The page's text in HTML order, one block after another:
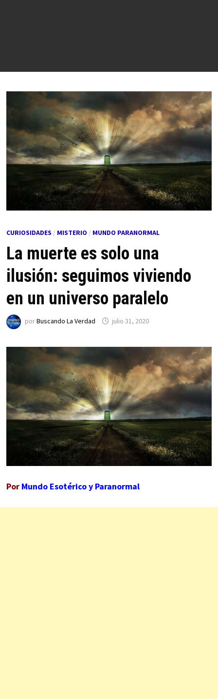
CURIOSIDADES / MISTERIO / MUNDO PARANORMAL
La muerte es solo una
ilusión: seguimos viviendo
en un universo paralelo
porBuscando La Verdad julio 31, 2020
Por Mundo Esotérico y Paranormal